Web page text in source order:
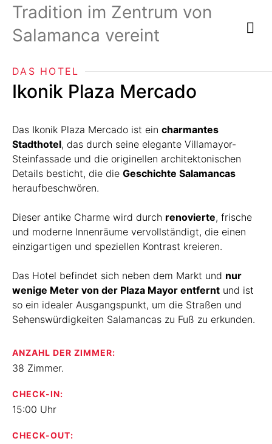
Tradition im Zentrum von
Salamanca vereint
DAS HOTEL
Ikonik Plaza Mercado
Das Ikonik Plaza Mercado ist ein charmantes
Stadthotel, das durch seine elegante Villamayor-
Steinfassade und die originellen architektonischen
Details besticht, die die Geschichte Salamancas
heraufbeschwören.
Dieser antike Charme wird durch renovierte, frische
und moderne Innenräume vervollständigt, die einen
einzigartigen und speziellen Kontrast kreieren.
Das Hotel befindet sich neben dem Markt und nur
wenige Meter von der Plaza Mayor entfernt und ist
so ein idealer Ausgangspunkt, um die Straßen und
Sehenswürdigkeiten Salamancas zu Fuß zu erkunden.
ANZAHL DER ZIMMER:
38 Zimmer.
CHECK-IN:
15:00 Uhr
CHECK-OUT: